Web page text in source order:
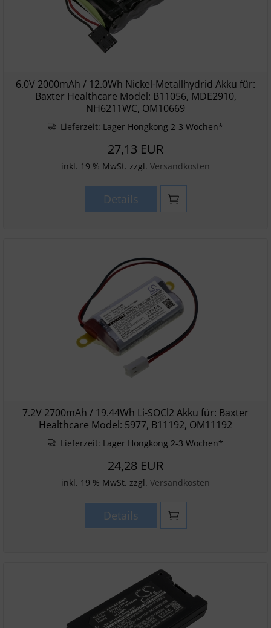
6.0V 2000mAh / 12.0Wh Nickel-Metallhydrid Akku für:
Baxter Healthcare Model: B11056, MDE2910,
NH6211WC, OM10669
Lieferzeit: Lager Hongkong 2-3 Wochen*
27,13 EUR
inkl. 19 % MwSt. zzgl. Versandkosten
Details
7.2V 2700mAh / 19.44Wh Li-SOCl2 Akku für: Baxter
Healthcare Model: 5977, B11192, OM11192
Lieferzeit: Lager Hongkong 2-3 Wochen*
24,28 EUR
inkl. 19 % MwSt. zzgl. Versandkosten
Details